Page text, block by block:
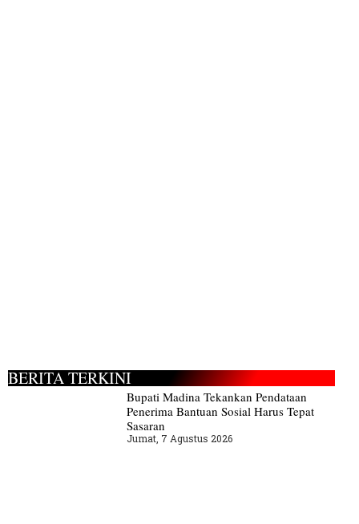
BERITA TERKINI
Bupati Madina Tekankan Pendataan
Penerima Bantuan Sosial Harus Tepat
Sasaran
Jumat, 7 Agustus 2026